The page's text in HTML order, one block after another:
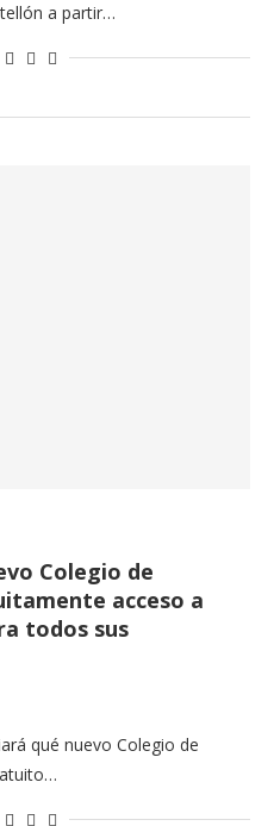
a partir…
Colegio de
acceso a
todos sus
qué nuevo Colegio de